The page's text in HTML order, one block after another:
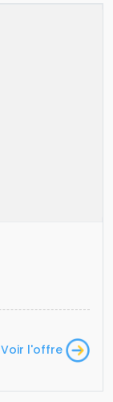
Voir l'offre